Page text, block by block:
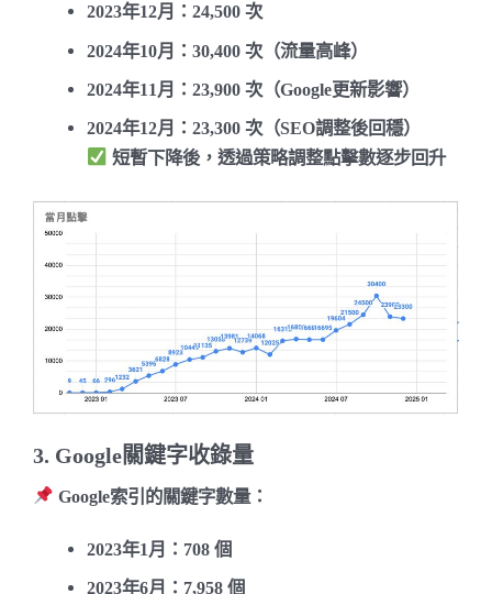
2023年12月 ：24,500 次
2024年10月 ：30,400 次（流量高峰）
2024年11月 ：23,900 次（Google更新影響）
2024年12月 ：23,300 次（SEO調整後回穩）
短暫下降後，透過策略調整點擊數逐步回升
3. Google關鍵字收錄量
Google索引的關鍵字數量：
2023年1月 ：708 個
2023年6月 ：7,958 個